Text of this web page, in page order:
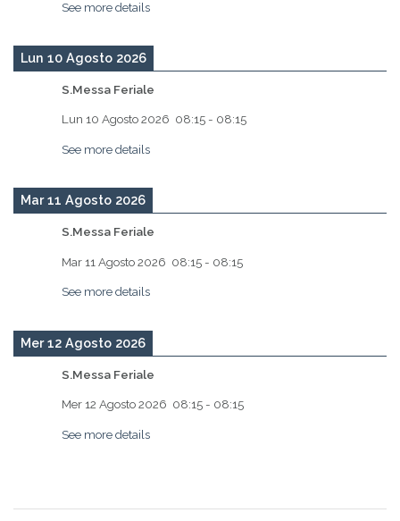
See more details
Lun 10 Agosto 2026
S.Messa Feriale
Lun 10 Agosto 2026 08:15 - 08:15
See more details
Mar 11 Agosto 2026
S.Messa Feriale
Mar 11 Agosto 2026 08:15 - 08:15
See more details
Mer 12 Agosto 2026
S.Messa Feriale
Mer 12 Agosto 2026 08:15 - 08:15
See more details